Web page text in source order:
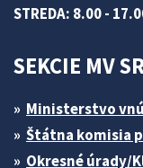
STREDA: 8.00 -
SEKCIE MV
Ministerstvo
Štátna komisia
Okresné úrady/